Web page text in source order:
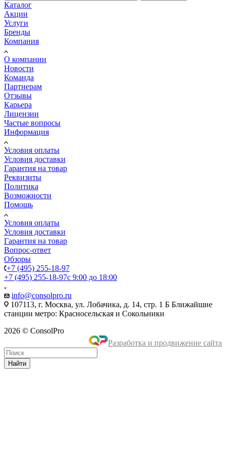
Каталог
Акции
Услуги
Бренды
Компания
О компании
Новости
Команда
Партнерам
Отзывы
Карьера
Лицензии
Частые вопросы
Информация
Условия оплаты
Условия доставки
Гарантия на товар
Реквизиты
Политика
Возможности
Помощь
Условия оплаты
Условия доставки
Гарантия на товар
Вопрос-ответ
Обзоры
+7 (495) 255-18-97
+7 (495) 255-18-97с 9:00 до 18:00
info@consolpro.ru
107113, г. Москва, ул. Лобачика, д. 14, стр. 1 Б Ближайшие
станции метро: Красносельская и Сокольники
2026 © ConsolPro
Разработка и продвижение сайта
Найти